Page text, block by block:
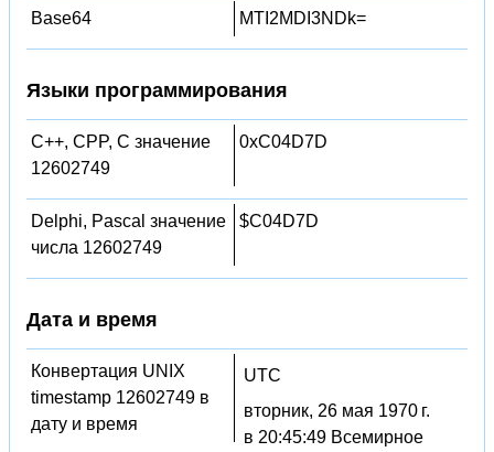
Base64 MTI2MDI3NDk=
Языки программирования
C++, CPP, C значение
12602749
0xC04D7D
Delphi, Pascal значение
числа 12602749
$C04D7D
Дата и время
Конвертация UNIX
timestamp 12602749 в
дату и время
UTC
вторник, 26 мая 1970 г.
в 20:45:49 Всемирное